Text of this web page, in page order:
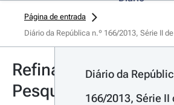
Página de entrada
Diário da República n.º 166/2013, Série II
Refinar
Pesquisa
Diário da
166/2013, Série II